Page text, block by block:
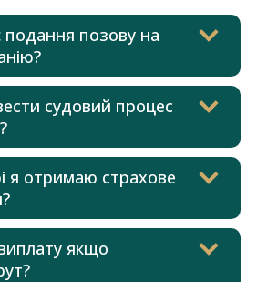
подання позову на
судовий процес
я отримаю страхове
якщо